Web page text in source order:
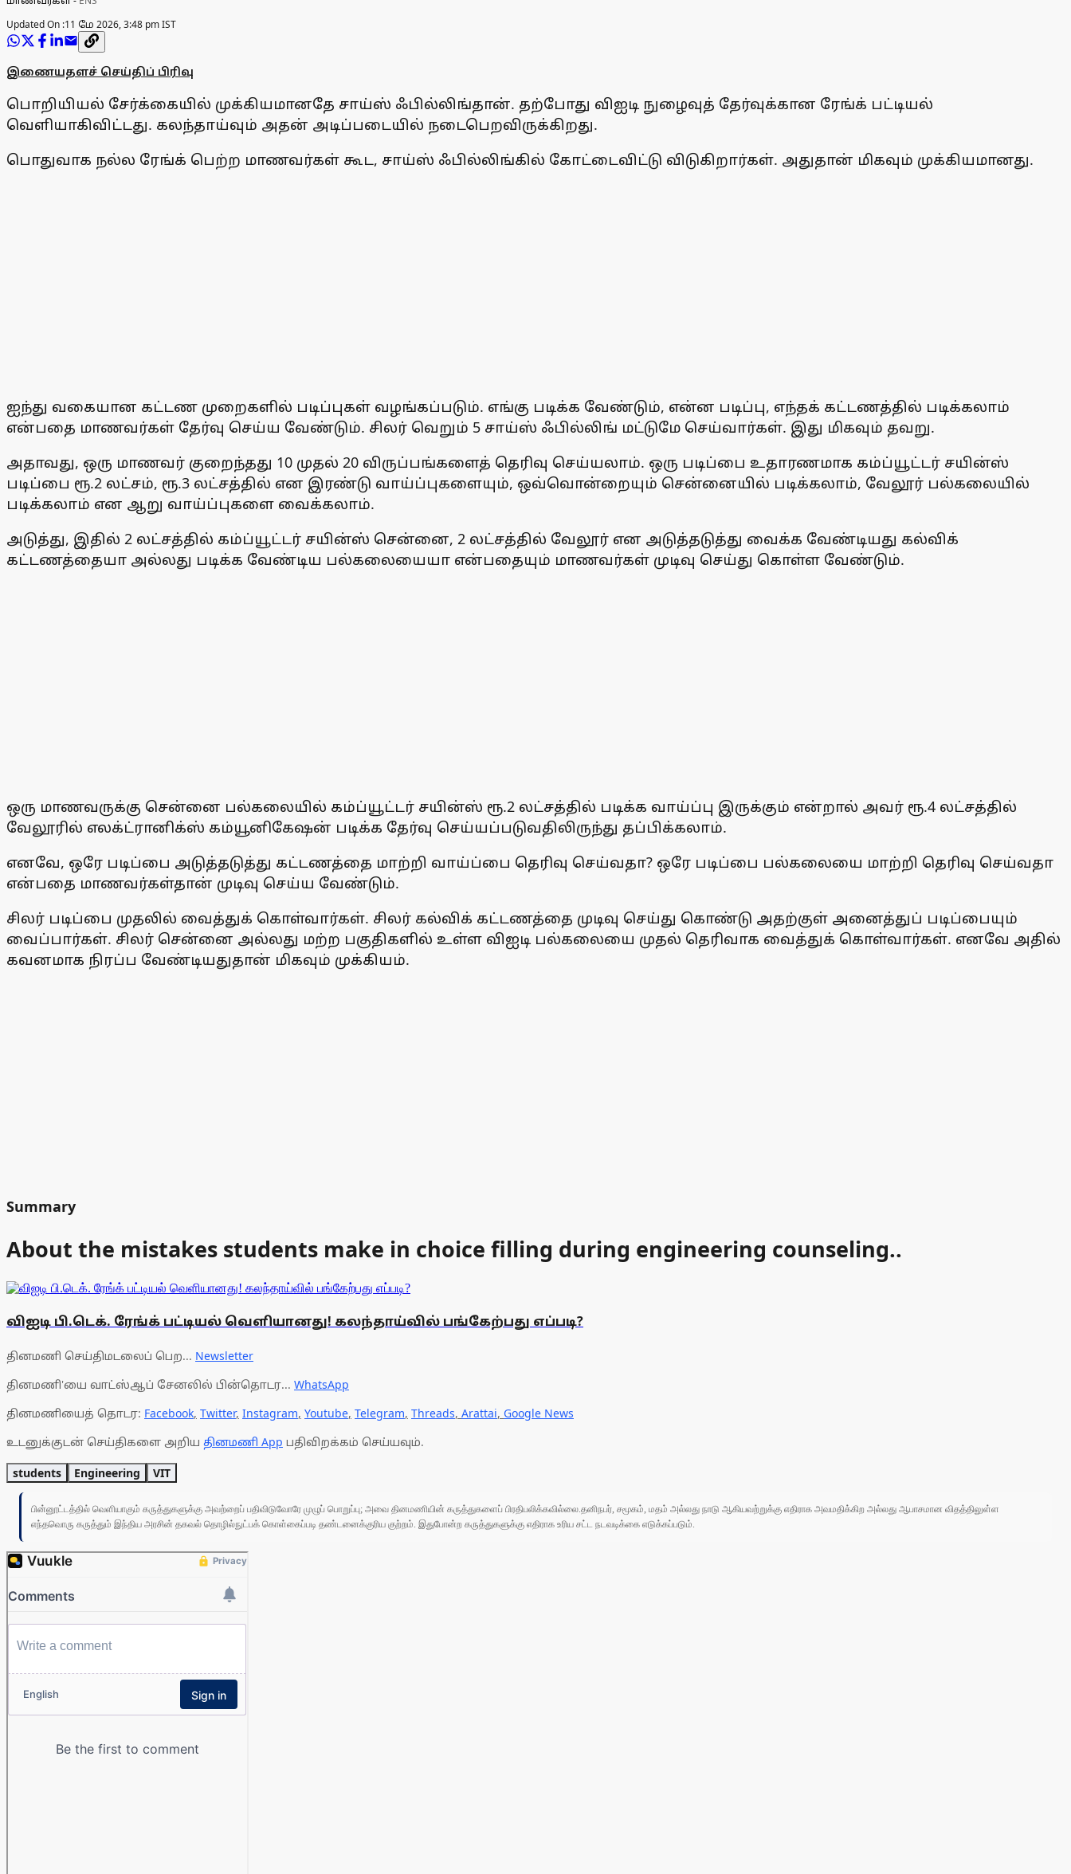
Updated On :11 மே 2026, 3:48 pm IST
இணையதளச் செய்திப் பிரிவு
பொறியியல் சேர்க்கையில் முக்கியமானதே சாய்ஸ் ஃபில்லிங்தான். தற்போது விஐடி நுழைவுத் தேர்வுக்கான ரேங்க் பட்டியல்
வெளியாகிவிட்டது. கலந்தாய்வும் அதன் அடிப்படையில் நடைபெறவிருக்கிறது.
பொதுவாக நல்ல ரேங்க் பெற்ற மாணவர்கள் கூட, சாய்ஸ் ஃபில்லிங்கில் கோட்டைவிட்டு விடுகிறார்கள். அதுதான் மிகவும் முக்கியமானது.
ஐந்து வகையான கட்டண முறைகளில் படிப்புகள் வழங்கப்படும். எங்கு படிக்க வேண்டும், என்ன படிப்பு, எந்தக் கட்டணத்தில் படிக்கலாம்
என்பதை மாணவர்கள் தேர்வு செய்ய வேண்டும். சிலர் வெறும் 5 சாய்ஸ் ஃபில்லிங் மட்டுமே செய்வார்கள். இது மிகவும் தவறு.
அதாவது, ஒரு மாணவர் குறைந்தது 10 முதல் 20 விருப்பங்களைத் தெரிவு செய்யலாம். ஒரு படிப்பை உதாரணமாக கம்ப்யூட்டர் சயின்ஸ்
படிப்பை ரூ.2 லட்சம், ரூ.3 லட்சத்தில் என இரண்டு வாய்ப்புகளையும், ஒவ்வொன்றையும் சென்னையில் படிக்கலாம், வேலூர் பல்கலையில்
படிக்கலாம் என ஆறு வாய்ப்புகளை வைக்கலாம்.
அடுத்து, இதில் 2 லட்சத்தில் கம்ப்யூட்டர் சயின்ஸ் சென்னை, 2 லட்சத்தில் வேலூர் என அடுத்தடுத்து வைக்க வேண்டியது கல்விக்
கட்டணத்தையா அல்லது படிக்க வேண்டிய பல்கலையையா என்பதையும் மாணவர்கள் முடிவு செய்து கொள்ள வேண்டும்.
ஒரு மாணவருக்கு சென்னை பல்கலையில் கம்ப்யூட்டர் சயின்ஸ் ரூ.2 லட்சத்தில் படிக்க வாய்ப்பு இருக்கும் என்றால் அவர் ரூ.4 லட்சத்தில்
வேலூரில் எலக்ட்ரானிக்ஸ் கம்யூனிகேஷன் படிக்க தேர்வு செய்யப்படுவதிலிருந்து தப்பிக்கலாம்.
எனவே, ஒரே படிப்பை அடுத்தடுத்து கட்டணத்தை மாற்றி வாய்ப்பை தெரிவு செய்வதா? ஒரே படிப்பை பல்கலையை மாற்றி தெரிவு செய்வதா
என்பதை மாணவர்கள்தான் முடிவு செய்ய வேண்டும்.
சிலர் படிப்பை முதலில் வைத்துக் கொள்வார்கள். சிலர் கல்விக் கட்டணத்தை முடிவு செய்து கொண்டு அதற்குள் அனைத்துப் படிப்பையும்
வைப்பார்கள். சிலர் சென்னை அல்லது மற்ற பகுதிகளில் உள்ள விஐடி பல்கலையை முதல் தெரிவாக வைத்துக் கொள்வார்கள். எனவே அதில்
கவனமாக நிரப்ப வேண்டியதுதான் மிகவும் முக்கியம்.
Summary
About the mistakes students make in choice filling during engineering counseling..
விஐடி பி.டெக். ரேங்க் பட்டியல் வெளியானது! கலந்தாய்வில் பங்கேற்பது எப்படி?
தினமணி செய்திமடலைப் பெற... Newsletter
தினமணி'யை வாட்ஸ்ஆப் சேனலில் பின்தொடர... WhatsApp
தினமணியைத் தொடர: Facebook, Twitter, Instagram, Youtube, Telegram, Threads, Arattai, Google News
உடனுக்குடன் செய்திகளை அறிய தினமணி App பதிவிறக்கம் செய்யவும்.
students Engineering VIT
பின்னூட்டத்தில் வெளியாகும் கருத்துகளுக்கு அவற்றைப் பதிவிடுவோரே முழுப் பொறுப்பு; அவை தினமணியின் கருத்துகளைப் பிரதிபலிக்கவில்லை.தனிநபர், சமூகம், மதம் அல்லது நாடு ஆகியவற்றுக்கு எதிராக அவமதிக்கிற அல்லது ஆபாசமான விதத்திலுள்ள
எந்தவொரு கருத்தும் இந்திய அரசின் தகவல் தொழில்நுட்பக் கொள்கைப்படி தண்டனைக்குரிய குற்றம். இதுபோன்ற கருத்துகளுக்கு எதிராக உரிய சட்ட நடவடிக்கை எடுக்கப்படும்.